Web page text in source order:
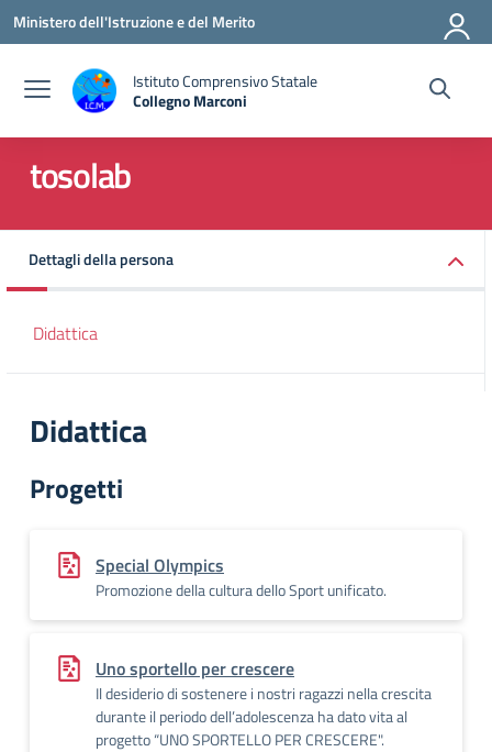
Vai ai contenuti
Vai al menu di navigazione
Vai al footer
Ministero dell'Istruzione e del Merito
Istituto Comprensivo Statale
Collegno Marconi
tosolab
Dettagli della persona
Didattica
Didattica
Progetti
Special Olympics
Promozione della cultura dello Sport unificato.
Uno sportello per crescere
Il desiderio di sostenere i nostri ragazzi nella crescita
durante il periodo dell’adolescenza ha dato vita al
progetto “UNO SPORTELLO PER CRESCERE".